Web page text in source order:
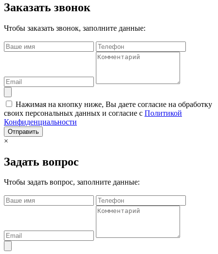
Заказать звонок
Чтобы заказать звонок, заполните данные:
Нажимая на кнопку ниже, Вы даете согласие на обработку
своих персональных данных и согласие с Политикой
Конфиденциальности
Отправить
×
Задать вопрос
Чтобы задать вопрос, заполните данные: